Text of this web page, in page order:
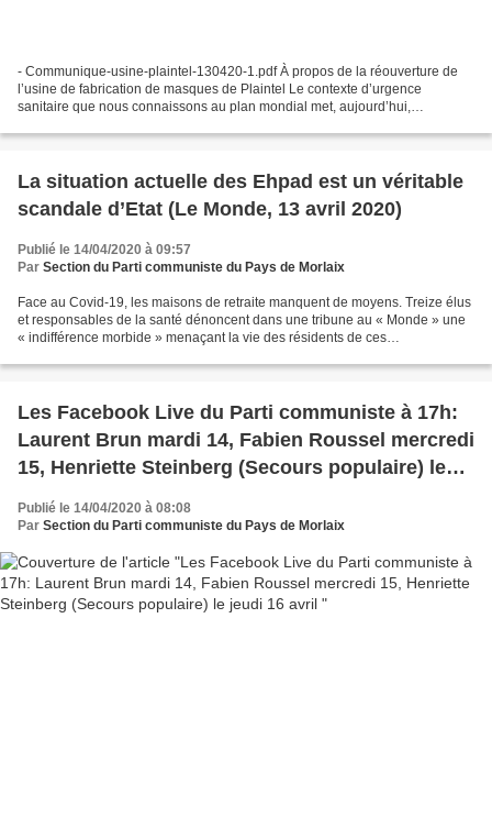
- Communique-usine-plaintel-130420-1.pdf À propos de la réouverture de
l’usine de fabrication de masques de Plaintel Le contexte d’urgence
sanitaire que nous connaissons au plan mondial met, aujourd’hui,
La situation actuelle des Ehpad est un véritable
scandale d’Etat (Le Monde, 13 avril 2020)
Publié le 14/04/2020 à 09:57
Par Section du Parti communiste du Pays de Morlaix
Face au Covid-19, les maisons de retraite manquent de moyens. Treize élus
et responsables de la santé dénoncent dans une tribune au « Monde » une
« indifférence morbide » menaçant la vie des résidents de ces
Les Facebook Live du Parti communiste à 17h:
Laurent Brun mardi 14, Fabien Roussel mercredi
15, Henriette Steinberg (Secours populaire) le
Publié le 14/04/2020 à 08:08
Par Section du Parti communiste du Pays de Morlaix